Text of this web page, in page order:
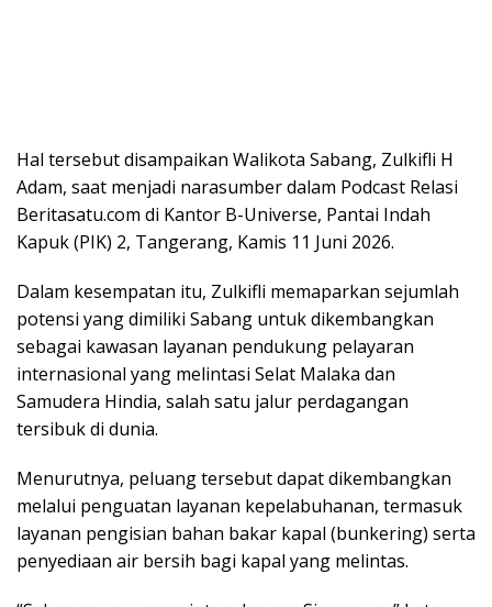
Hal tersebut disampaikan Walikota Sabang, Zulkifli H
Adam, saat menjadi narasumber dalam Podcast Relasi
Beritasatu.com di Kantor B-Universe, Pantai Indah
Kapuk (PIK) 2, Tangerang, Kamis 11 Juni 2026.
Dalam kesempatan itu, Zulkifli memaparkan sejumlah
potensi yang dimiliki Sabang untuk dikembangkan
sebagai kawasan layanan pendukung pelayaran
internasional yang melintasi Selat Malaka dan
Samudera Hindia, salah satu jalur perdagangan
tersibuk di dunia.
Menurutnya, peluang tersebut dapat dikembangkan
melalui penguatan layanan kepelabuhanan, termasuk
layanan pengisian bahan bakar kapal (bunkering) serta
penyediaan air bersih bagi kapal yang melintas.